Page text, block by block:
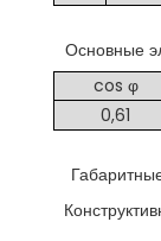
Основные
cos φ
0,61